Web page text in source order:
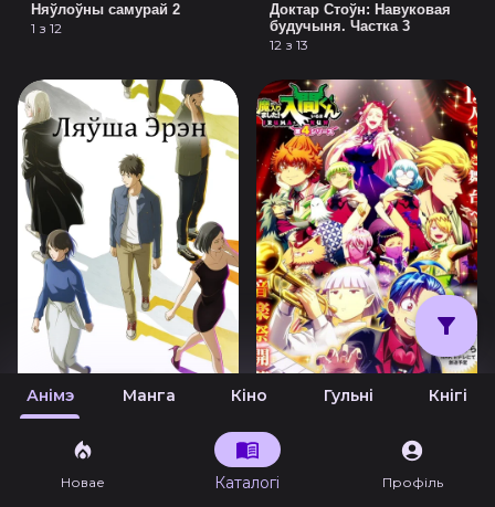
Няўлоўны самурай 2
1 з 12
Доктар Стоўн: Навуковая
будучыня. Частка 3
12 з 13
Сардэчна запрашаем у
Пекла, Ірума! 4
12 з 24
Анімэ Манга Кіно Гульні Кнігі
Новае Каталогі Профіль